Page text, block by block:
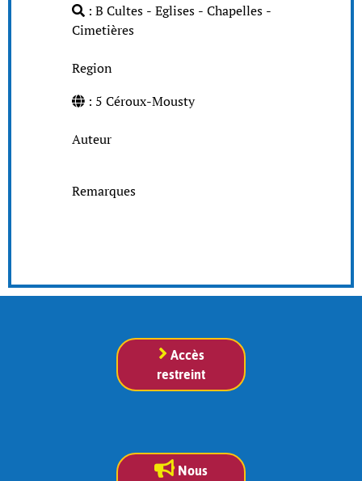
: B Cultes - Eglises - Chapelles -
Cimetières
Region
: 5 Céroux-Mousty
Auteur
Remarques
Accès
restreint
Nous